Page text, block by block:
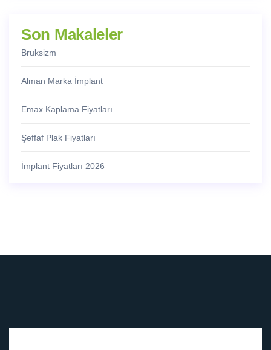
Son Makaleler
Bruksizm
Alman Marka İmplant
Emax Kaplama Fiyatları
Şeffaf Plak Fiyatları
İmplant Fiyatları 2026